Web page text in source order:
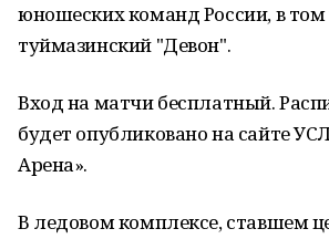
юношеских команд России, в том
туймазинский "Девон".
Вход на матчи бесплатный.
будет опубликовано на сайте
Арена».
В ледовом комплексе, ставшем